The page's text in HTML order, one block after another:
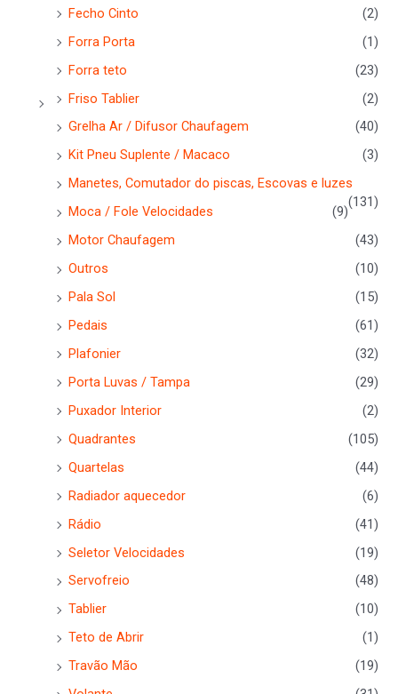
Fecho Cinto
(2)
Forra Porta
(1)
Forra teto
(23)
Friso Tablier
(2)
Grelha Ar / Difusor Chaufagem
(40)
Kit Pneu Suplente / Macaco
(3)
Manetes, Comutador do piscas, Escovas e luzes
(131)
Moca / Fole Velocidades
(9)
Motor Chaufagem
(43)
Outros
(10)
Pala Sol
(15)
Pedais
(61)
Plafonier
(32)
Porta Luvas / Tampa
(29)
Puxador Interior
(2)
Quadrantes
(105)
Quartelas
(44)
Radiador aquecedor
(6)
Rádio
(41)
Seletor Velocidades
(19)
Servofreio
(48)
Tablier
(10)
Teto de Abrir
(1)
Travão Mão
(19)